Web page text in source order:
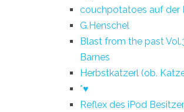
couchpotatoes auf der
G.Henschel
Blast from the past
Barnes
Herbstkatzerl (ob.
*♥
Reflex des iPod